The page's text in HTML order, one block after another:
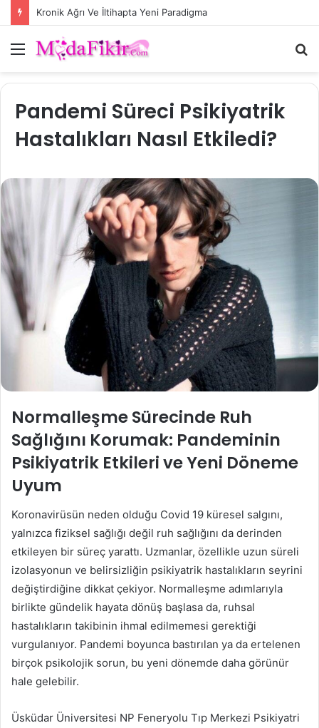
Duyguların Cilt Sağlığı Üzerindeki Moleküler Etkisi
Menü
Pandemi Süreci Psikiyatrik
Hastalıkları Nasıl Etkiledi?
Normalleşme Sürecinde Ruh
Sağlığını Korumak: Pandeminin
Psikiyatrik Etkileri ve Yeni Döneme
Uyum
Koronavirüsün neden olduğu Covid 19 küresel salgını,
yalnızca fiziksel sağlığı değil ruh sağlığını da derinden
etkileyen bir süreç yarattı. Uzmanlar, özellikle uzun süreli
izolasyonun ve belirsizliğin psikiyatrik hastalıkların seyrini
değiştirdiğine dikkat çekiyor. Normalleşme adımlarıyla
birlikte gündelik hayata dönüş başlasa da, ruhsal
hastalıkların takibinin ihmal edilmemesi gerektiği
vurgulanıyor. Pandemi boyunca bastırılan ya da ertelenen
birçok psikolojik sorun, bu yeni dönemde daha görünür
hale gelebilir.
Üsküdar Üniversitesi NP Feneryolu Tıp Merkezi Psikiyatri